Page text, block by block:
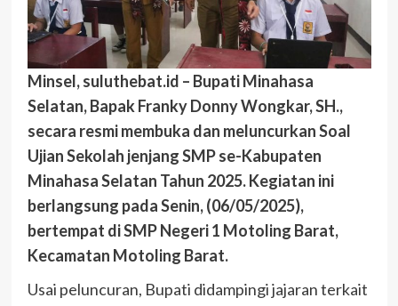
Minsel, suluthebat.id – Bupati Minahasa
Selatan, Bapak Franky Donny Wongkar, SH.,
secara resmi membuka dan meluncurkan Soal
Ujian Sekolah jenjang SMP se-Kabupaten
Minahasa Selatan Tahun 2025. Kegiatan ini
berlangsung pada Senin, (06/05/2025),
bertempat di SMP Negeri 1 Motoling Barat,
Kecamatan Motoling Barat.
Usai peluncuran, Bupati didampingi jajaran terkait